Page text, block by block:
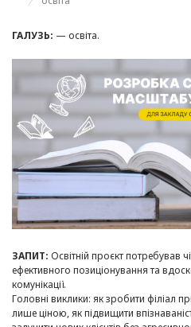
ГАЛУЗЬ: — освіта.
ЗАПИТ: Освітній проєкт потребував
ефективного позиціонування та
комунікації.
Головні виклики: як зробити філіал
лише ціною, як підвищити